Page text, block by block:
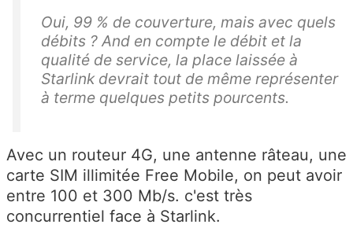
Oui, 99 % de couverture, mais avec quels
débits ? And en compte le débit et la
qualité de service, la place laissée à
Starlink devrait tout de même représenter
à terme quelques petits pourcents.
Avec un routeur 4G, une antenne râteau, une
carte SIM illimitée Free Mobile, on peut avoir
entre 100 et 300 Mb/s. c'est très
concurrentiel face à Starlink.